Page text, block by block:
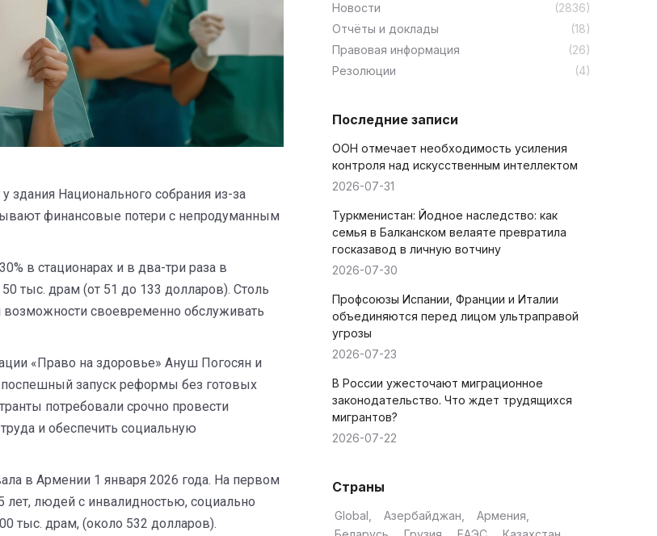
Национального собрания из-за
финансовые потери с непродуманным
в стационарах и в два-три раза в
тыс. драм (от 51 до 133 долларов). Столь
своевременно обслуживать
«Право на здоровье» Ануш Погосян и
поспешный запуск реформы без готовых
потребовали срочно провести
и обеспечить социальную
в Армении 1 января 2026 года. На первом
лет, людей с инвалидностью, социально
тыс. драм, (около 532 долларов).
Новости
(2836)
Отчёты и доклады
(18)
Правовая информация
(26)
Резолюции
(4)
Последние записи
ООН отмечает необходимость усиления
контроля над искусственным интеллектом
2026-07-31
Туркменистан: Йодное наследство: как
семья в Балканском велаяте превратила
госказавод в личную вотчину
2026-07-30
Профсоюзы Испании, Франции и Италии
объединяются перед лицом ультраправой
угрозы
2026-07-23
В России ужесточают миграционное
законодательство. Что ждет трудящихся
мигрантов?
2026-07-22
Страны
Global Азербайджан
Армения